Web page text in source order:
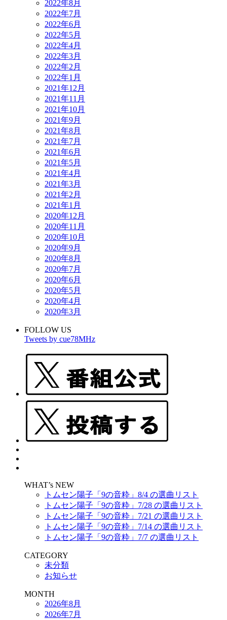
2022年8月
2022年7月
2022年6月
2022年5月
2022年4月
2022年3月
2022年2月
2022年1月
2021年12月
2021年11月
2021年10月
2021年9月
2021年8月
2021年7月
2021年6月
2021年5月
2021年4月
2021年3月
2021年2月
2021年1月
2020年12月
2020年11月
2020年10月
2020年9月
2020年8月
2020年7月
2020年6月
2020年5月
2020年4月
2020年3月
FOLLOW US
Tweets by cue78MHz
WHAT’s NEW
トムセン陽子「9の音粋」8/4 の選曲リスト
トムセン陽子「9の音粋」7/28 の選曲リスト
トムセン陽子「9の音粋」7/21 の選曲リスト
トムセン陽子「9の音粋」7/14 の選曲リスト
トムセン陽子「9の音粋」7/7 の選曲リスト
CATEGORY
未分類
お知らせ
MONTH
2026年8月
2026年7月